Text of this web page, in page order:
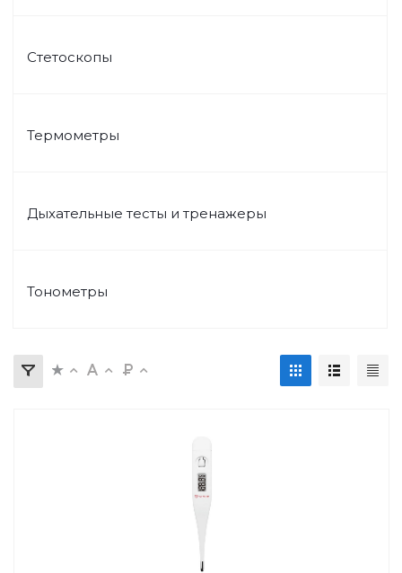
Стетоскопы
Термометры
Дыхательные тесты и тренажеры
Тонометры